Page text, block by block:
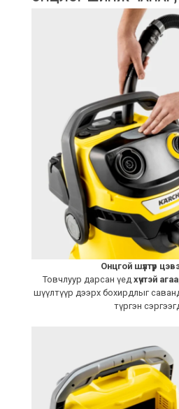
Онцгой шүүлтүүр
Товчлуур дарсан үед хүчтэй
шүүлтүүр дээрх бохирдлыг
түргэн